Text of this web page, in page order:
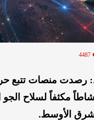
رصدت منصات تتبع
نشاطاً مكثفاً لسلاح
الأوسط.